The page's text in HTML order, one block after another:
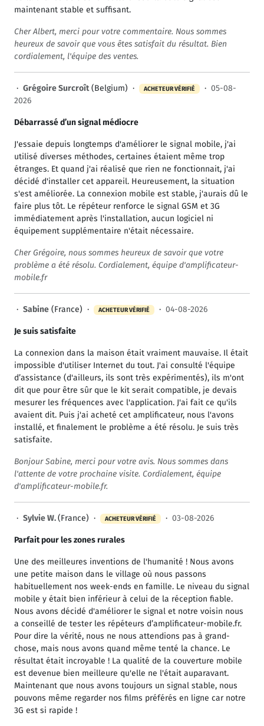
maintenant stable et suffisant.
Cher Albert, merci pour votre commentaire. Nous sommes
heureux de savoir que vous êtes satisfait du résultat. Bien
cordialement, l'équipe des ventes.
· Grégoire Surcroît(Belgium) · ACHETEUR VÉRIFIÉ · 05-08-
2026
Débarrassé d’un signal médiocre
J'essaie depuis longtemps d'améliorer le signal mobile, j'ai
utilisé diverses méthodes, certaines étaient même trop
étranges. Et quand j'ai réalisé que rien ne fonctionnait, j'ai
décidé d'installer cet appareil. Heureusement, la situation
s'est améliorée. La connexion mobile est stable, j'aurais dû le
faire plus tôt. Le répéteur renforce le signal GSM et 3G
immédiatement après l'installation, aucun logiciel ni
équipement supplémentaire n'était nécessaire.
Cher Grégoire, nous sommes heureux de savoir que votre
problème a été résolu. Cordialement, équipe d'amplificateur-
mobile.fr
· Sabine (France) · ACHETEUR VÉRIFIÉ · 04-08-2026
Je suis satisfaite
La connexion dans la maison était vraiment mauvaise. Il était
impossible d'utiliser Internet du tout. J'ai consulté l'équipe
d’assistance (d'ailleurs, ils sont très expérimentés), ils m'ont
dit que pour être sûr que le kit serait compatible, je devais
mesurer les fréquences avec l'application. J'ai fait ce qu'ils
avaient dit. Puis j'ai acheté cet amplificateur, nous l'avons
installé, et finalement le problème a été résolu. Je suis très
satisfaite.
Bonjour Sabine, merci pour votre avis. Nous sommes dans
l'attente de votre prochaine visite. Cordialement, équipe
d'amplificateur-mobile.fr.
· Sylvie W.(France) · ACHETEUR VÉRIFIÉ · 03-08-2026
Parfait pour les zones rurales
Une des meilleures inventions de l'humanité ! Nous avons
une petite maison dans le village où nous passons
habituellement nos week-ends en famille. Le niveau du signal
mobile y était bien inférieur à celui de la réception fiable.
Nous avons décidé d'améliorer le signal et notre voisin nous
a conseillé de tester les répéteurs d’amplificateur-mobile.fr.
Pour dire la vérité, nous ne nous attendions pas à grand-
chose, mais nous avons quand même tenté la chance. Le
résultat était incroyable ! La qualité de la couverture mobile
est devenue bien meilleure qu'elle ne l'était auparavant.
Maintenant que nous avons toujours un signal stable, nous
pouvons même regarder nos films préférés en ligne car notre
3G est si rapide !